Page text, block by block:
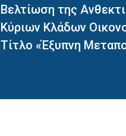
Βελτίωση της
Κύριων Κλάδων
Τίτλο «Έξυπνη